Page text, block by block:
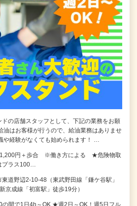
ドの店舗スタッフとして、下記の業務をお願
油はお客様が行うので、給油業務はありませ
や経験がなくても始められます！ …
1,200円＋歩合 ※働き方による ★危険物取
プラス100…
道野辺2-10-48（東武野田線「鎌ケ谷駅」
京成線「初富駅」徒歩19分）